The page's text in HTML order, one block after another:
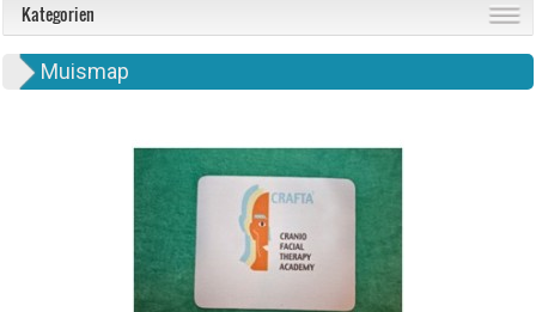
Kategorien
Muismap